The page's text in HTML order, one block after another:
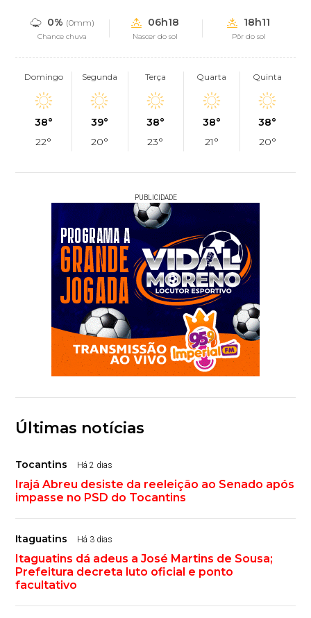
0% (0mm)
Chance chuva
06h18
Nascer do sol
18h11
Pôr do sol
Domingo
38°
22°
Segunda
39°
20°
Terça
38°
23°
Quarta
38°
21°
Quinta
38°
20°
PUBLICIDADE
Últimas notícias
Tocantins Há 2 dias
Irajá Abreu desiste da reeleição ao Senado após
impasse no PSD do Tocantins
Itaguatins Há 3 dias
Itaguatins dá adeus a José Martins de Sousa;
Prefeitura decreta luto oficial e ponto
facultativo